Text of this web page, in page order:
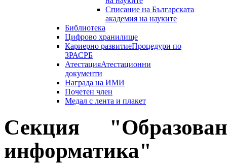
Списание на Българската
академия на науките
Библиотека
Цифрово хранилище
Кариерно развитиеПроцедури по
ЗРАСРБ
АтестацияАтестационни
документи
Награда на ИМИ
Почетен член
Медал с лента и плакет
Секция
информатика"